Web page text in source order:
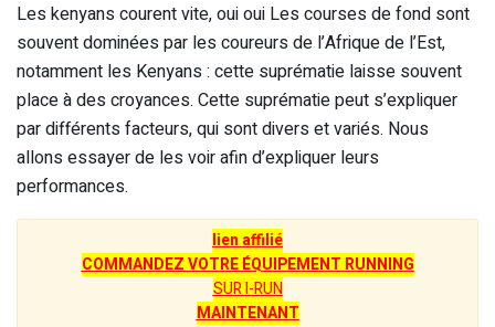
Les kenyans courent vite, oui oui Les courses de fond sont
souvent dominées par les coureurs de l’Afrique de l’Est,
notamment les Kenyans : cette suprématie laisse souvent
place à des croyances. Cette suprématie peut s’expliquer
par différents facteurs, qui sont divers et variés. Nous
allons essayer de les voir afin d’expliquer leurs
performances.
lien affilié
COMMANDEZ VOTRE ÉQUIPEMENT RUNNING
SUR I-RUN
MAINTENANT